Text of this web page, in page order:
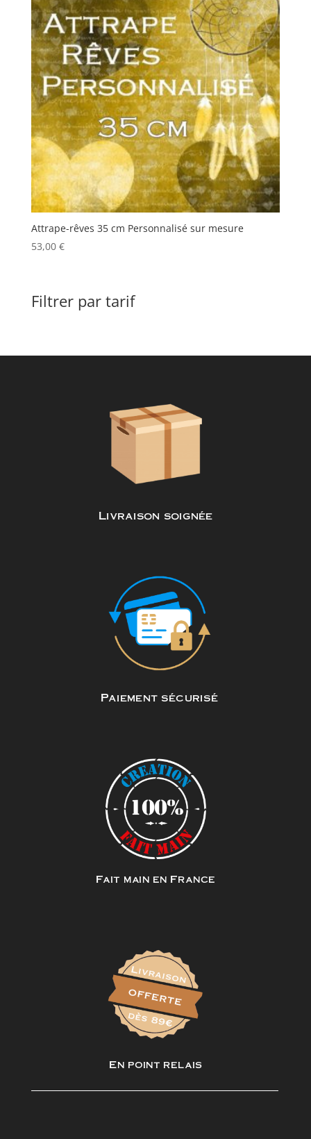
Attrape-rêves 35 cm Personnalisé sur mesure
53,00 €
Filtrer par tarif
Livraison soignée
Paiement sécurisé
Fait main en France
En point relais